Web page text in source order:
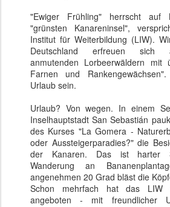
"Ewiger Frühling" herrscht auf
"grünsten Kanareninsel",
Institut für Weiterbildung (LIW).
Deutschland erfreuen sich
anmutenden Lorbeerwäldern mit
Farnen und
Urlaub sein.
Urlaub? Von wegen. In einem
Inselhauptstadt San Sebastián
des Kurses "La Gomera -
oder Aussteigerparadies?" die
der Kanaren. Das ist harter
Wanderung an
angenehmen 20 Grad bläst die
Schon mehrfach hat das LIW
angeboten - mit freundlicher